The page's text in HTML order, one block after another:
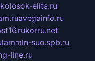
kolosok-elita.ru
avegainfo.ru
korru.net
lammin-suo.spb.ru
line.ru